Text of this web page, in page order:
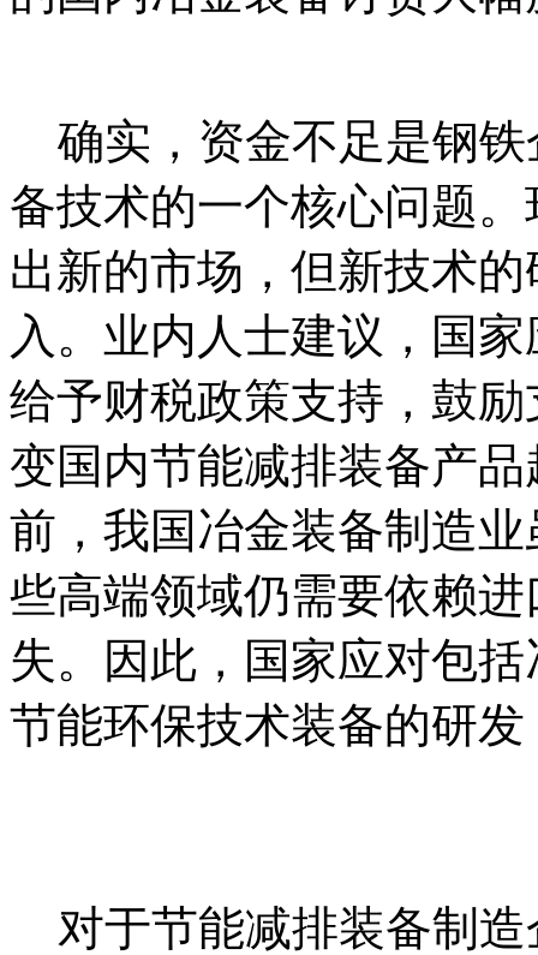
确实，资金不足是钢铁
备技术的一个核心问题
出新的市场，但新技术
入。业内人士建议，国
给予财税政策支持，鼓
变国内节能减排装备产
前，我国冶金装备制造
些高端领域仍需要依赖
失。因此，国家应对包
节能环保技术装备的研
对于节能减排装备制造